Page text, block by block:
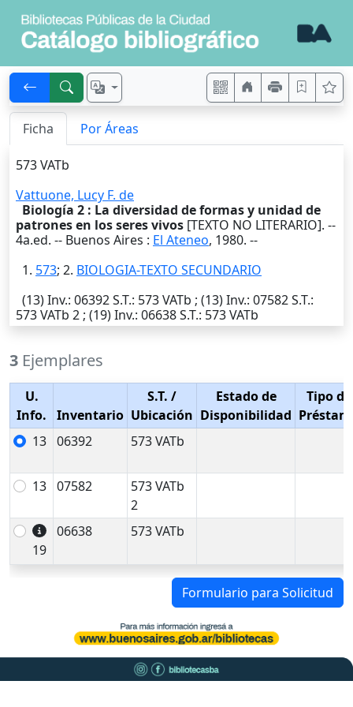
Ficha Por Áreas
573 VATb
Vattuone, Lucy F. de
Biología 2 : La diversidad de formas y unidad de
patrones en los seres vivos [TEXTO NO LITERARIO]. --
4a.ed. -- Buenos Aires : El Ateneo, 1980. --
1. 573; 2. BIOLOGIA-TEXTO SECUNDARIO
(13)Inv.: 06392S.T.: 573 VATb ; (13)Inv.: 07582S.T.:
573 VATb 2 ; (19)Inv.: 06638S.T.: 573 VATb
3 Ejemplares
U.
Info.
Inventario
S.T. /
Ubicación
Estado de
Disponibilidad
Tipo de
13 06392 573 VATb
13 07582
573 VATb
2
19
06638 573 VATb
Formulario para Solicitud